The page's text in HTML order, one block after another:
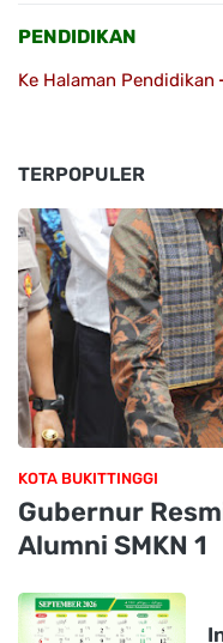
PENDIDIKAN
Ke Halaman Pendidikan
TERPOPULER
KOTA BUKITTINGGI
Gubernur
Alumni SMKN 1